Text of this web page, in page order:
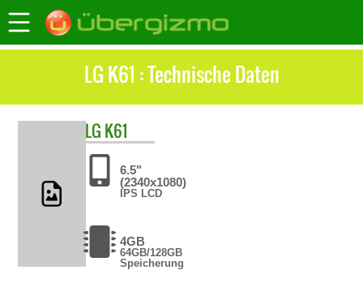
LG K61 : Technische Daten
LG K61
6.5"
(2340x1080)
IPS LCD
4GB
64GB/128GB
Speicherung